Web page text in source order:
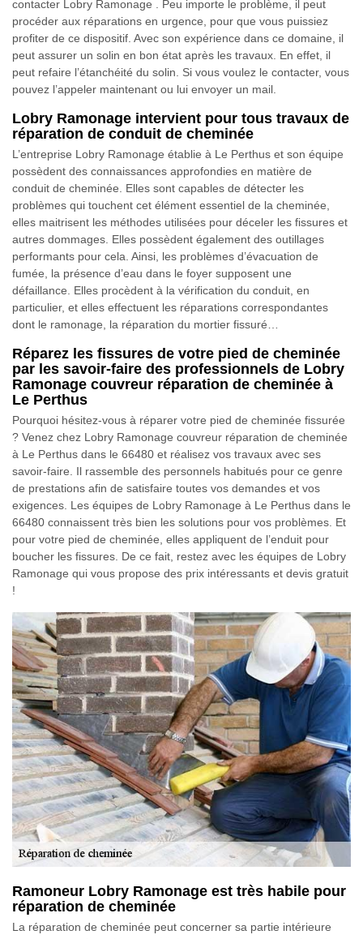
contacter Lobry Ramonage . Peu importe le problème, il peut
procéder aux réparations en urgence, pour que vous puissiez
profiter de ce dispositif. Avec son expérience dans ce domaine, il
peut assurer un solin en bon état après les travaux. En effet, il
peut refaire l’étanchéité du solin. Si vous voulez le contacter, vous
pouvez l’appeler maintenant ou lui envoyer un mail.
Lobry Ramonage intervient pour tous travaux de
réparation de conduit de cheminée
L’entreprise Lobry Ramonage établie à Le Perthus et son équipe
possèdent des connaissances approfondies en matière de
conduit de cheminée. Elles sont capables de détecter les
problèmes qui touchent cet élément essentiel de la cheminée,
elles maitrisent les méthodes utilisées pour déceler les fissures et
autres dommages. Elles possèdent également des outillages
performants pour cela. Ainsi, les problèmes d’évacuation de
fumée, la présence d’eau dans le foyer supposent une
défaillance. Elles procèdent à la vérification du conduit, en
particulier, et elles effectuent les réparations correspondantes
dont le ramonage, la réparation du mortier fissuré…
Réparez les fissures de votre pied de cheminée
par les savoir-faire des professionnels de Lobry
Ramonage couvreur réparation de cheminée à
Le Perthus
Pourquoi hésitez-vous à réparer votre pied de cheminée fissurée
? Venez chez Lobry Ramonage couvreur réparation de cheminée
à Le Perthus dans le 66480 et réalisez vos travaux avec ses
savoir-faire. Il rassemble des personnels habitués pour ce genre
de prestations afin de satisfaire toutes vos demandes et vos
exigences. Les équipes de Lobry Ramonage à Le Perthus dans le
66480 connaissent très bien les solutions pour vos problèmes. Et
pour votre pied de cheminée, elles appliquent de l’enduit pour
boucher les fissures. De ce fait, restez avec les équipes de Lobry
Ramonage qui vous propose des prix intéressants et devis gratuit
!
Ramoneur Lobry Ramonage est très habile pour
réparation de cheminée
La réparation de cheminée peut concerner sa partie intérieure